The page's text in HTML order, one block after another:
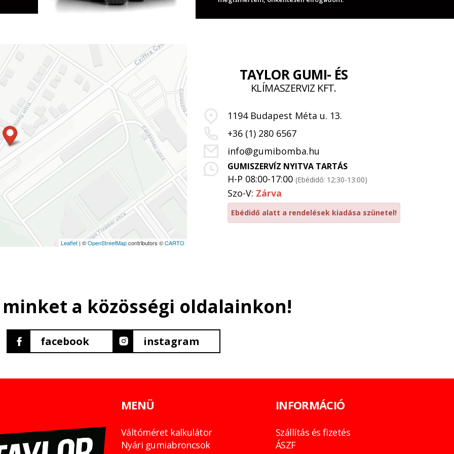
Leaflet | ©OpenStreetMapcontributors ©CARTO
TAYLOR GUMI- ÉS
KLÍMASZERVIZ KFT.
1194 Budapest Méta u. 13.
+36 (1) 280 6567
info@gumibomba.hu
GUMISZERVÍZ NYITVA TARTÁS
H-P 08:00-17:00 (Ebédidő: 12:30-13:00)
Szo-V: Zárva
Ebédidő alatt a rendelések kiadása szünetel!
minket a közösségi oldalainkon!
facebook instagram
MENÜ
Váltóméret kalkulátor
Nyári gumiabroncsok
INFORMÁCIÓ
Szállítás és fizetés
ÁSZF